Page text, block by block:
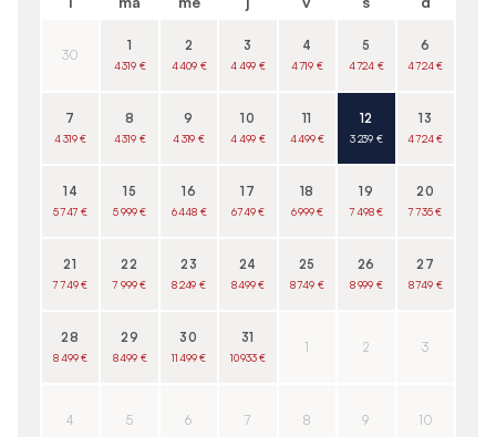
30
1
4 319 €
2
4 409 €
3
4 499 €
4
4 719 €
5
4 724 €
6
4 724 €
7
4 319 €
8
4 319 €
9
4 319 €
10
4 499 €
11
4 499 €
12
3 239 €
13
4 724 €
14
5 747 €
15
5 999 €
16
6 448 €
17
6 749 €
18
6 999 €
19
7 498 €
20
7 735 €
21
7 749 €
22
7 999 €
23
8 249 €
24
8 499 €
25
8 749 €
26
8 999 €
27
8 749 €
28
8 499 €
29
8 499 €
30
11 499 €
31
10 933 €
1 2 3
4 5 6 7 8 9 10